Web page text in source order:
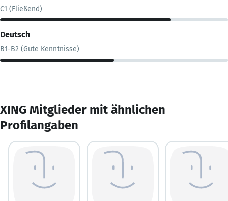
C1 (Fließend)
Deutsch
B1-B2 (Gute Kenntnisse)
XING Mitglieder mit ähnlichen
Profilangaben